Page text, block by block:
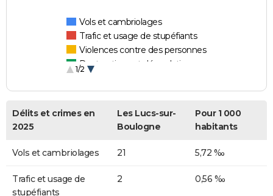
Vols et cambriolages
Trafic et usage de stupéfiants
Violences contre des personnes
Destructions et dégradations
1/2
Délits et crimes en
2025
Les Lucs-sur-
Boulogne
Pour 1 000
habitants
Vols et cambriolages 21 5,72 ‰
Trafic et usage de
stupéfiants
2 0,56 ‰